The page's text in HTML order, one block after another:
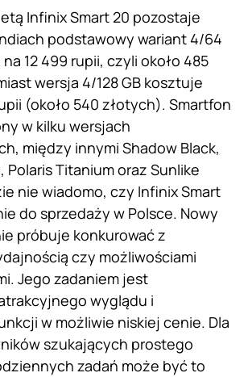
Infinix Smart 20 pozostaje
podstawowy wariant 4/64
12 499 rupii, czyli około 485
wersja 4/128 GB kosztuje
(około 540 złotych). Smartfon
w kilku wersjach
między innymi Shadow Black,
Polaris Titanium oraz Sunlike
nie wiadomo, czy Infinix Smart
do sprzedaży w Polsce. Nowy
próbuje konkurować z
czy możliwościami
Jego zadaniem jest
wyglądu i
w możliwie niskiej cenie. Dla
szukających prostego
zadań może być to